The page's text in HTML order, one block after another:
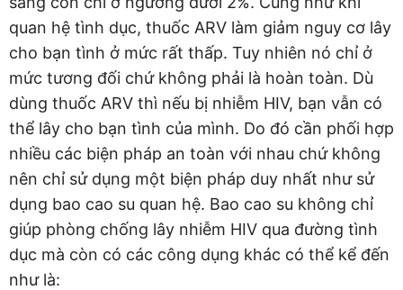
quan hệ tình dục, thuốc ARV làm giảm nguy cơ lây
cho bạn tình ở mức rất thấp. Tuy nhiên nó chỉ ở
mức tương đối chứ không phải là hoàn toàn. Dù
dùng thuốc ARV thì nếu bị nhiễm HIV, bạn vẫn có
thể lây cho bạn tình của mình. Do đó cần phối hợp
nhiều các biện pháp an toàn với nhau chứ không
nên chỉ sử dụng một biện pháp duy nhất như sử
dụng bao cao su quan hệ. Bao cao su không chỉ
giúp phòng chống lây nhiễm HIV qua đường tình
dục mà còn có các công dụng khác có thể kể đến
như là: